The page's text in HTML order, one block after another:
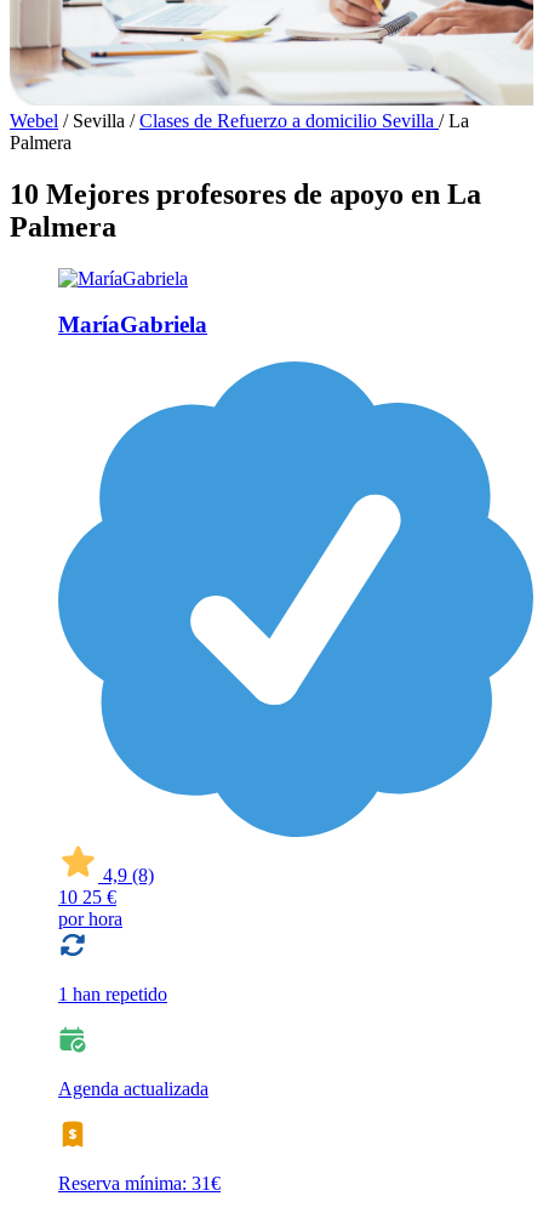
Webel / Sevilla / Clases de Refuerzo a domicilio Sevilla / La
Palmera
10 Mejores profesores de apoyo en La
Palmera
MaríaGabriela
4,9 (8)
10 25 €
por hora
1 han repetido
Agenda actualizada
Reserva mínima: 31€